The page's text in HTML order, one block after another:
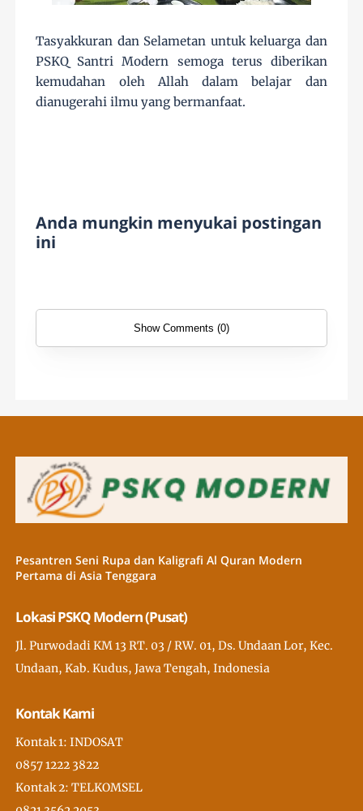
Tasyakkuran dan Selametan untuk keluarga dan
PSKQ Santri Modern semoga terus diberikan
kemudahan oleh Allah dalam belajar dan
dianugerahi ilmu yang bermanfaat.
Anda mungkin menyukai postingan
ini
Show Comments (0)
Pesantren Seni Rupa dan Kaligrafi Al Quran Modern
Pertama di Asia Tenggara
Lokasi PSKQ Modern (Pusat)
Jl. Purwodadi KM 13 RT. 03 / RW. 01, Ds. Undaan Lor, Kec.
Undaan, Kab. Kudus, Jawa Tengah, Indonesia
Kontak Kami
Kontak 1: INDOSAT
0857 1222 3822
Kontak 2: TELKOMSEL